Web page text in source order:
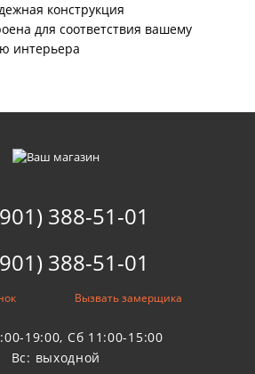
конструкция
для соответствия вашему
интерьера
388-51-01
388-51-01
Вызвать замерщика
19:00, Сб 11:00-15:00
Вс: выходной